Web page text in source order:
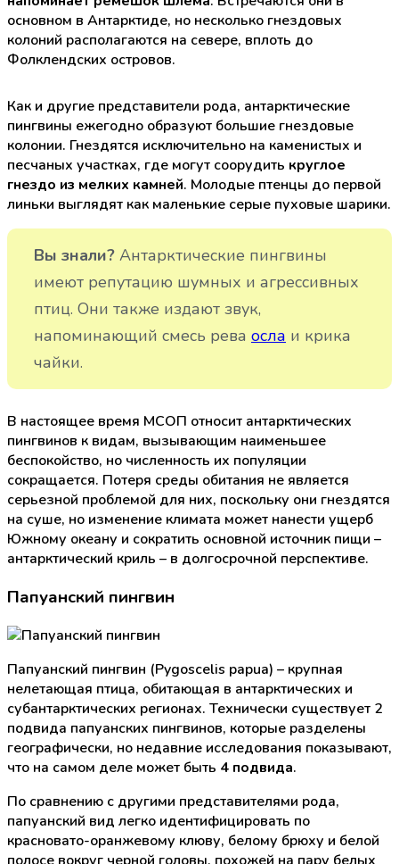
основном в Антарктиде, но несколько гнездовых
колоний располагаются на севере, вплоть до
Фолклендских островов.
Как и другие представители рода, антарктические
пингвины ежегодно образуют большие гнездовые
колонии. Гнездятся исключительно на каменистых и
песчаных участках, где могут соорудить круглое
гнездо из мелких камней. Молодые птенцы до первой
линьки выглядят как маленькие серые пуховые шарики.
Вы знали? Антарктические пингвины
имеют репутацию шумных и агрессивных
птиц. Они также издают звук,
напоминающий смесь рева осла и крика
чайки.
В настоящее время МСОП относит антарктических
пингвинов к видам, вызывающим наименьшее
беспокойство, но численность их популяции
сокращается. Потеря среды обитания не является
серьезной проблемой для них, поскольку они гнездятся
на суше, но изменение климата может нанести ущерб
Южному океану и сократить основной источник пищи –
антарктический криль – в долгосрочной перспективе.
Папуанский пингвин
Папуанский пингвин (Pygoscelis papua) – крупная
нелетающая птица, обитающая в антарктических и
субантарктических регионах. Технически существует 2
подвида папуанских пингвинов, которые разделены
географически, но недавние исследования показывают,
что на самом деле может быть 4 подвида.
По сравнению с другими представителями рода,
папуанский вид легко идентифицировать по
красновато-оранжевому клюву, белому брюху и белой
полосе вокруг черной головы, похожей на пару белых